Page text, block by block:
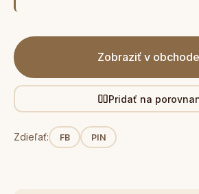
Zobraziť v obchode
Pridať na
Zdieľať: FB PIN